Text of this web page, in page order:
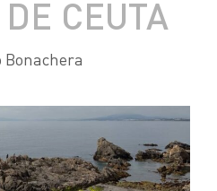
CEUTA
Bonachera